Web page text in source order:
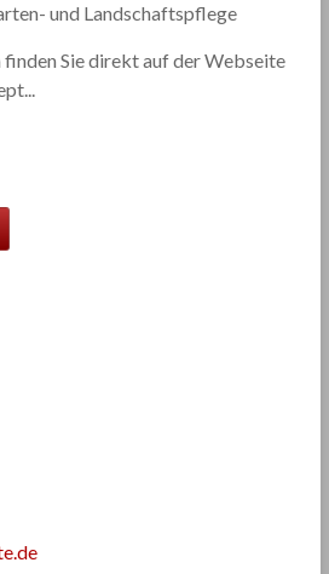
und Landschaftspflege
Sie direkt auf der Webseite